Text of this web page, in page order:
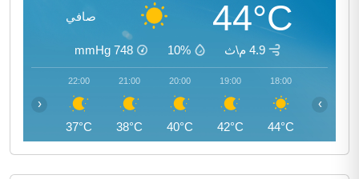
44°C صافي
4.9 م\ث 10%
748
mmHg
18:00
44°C
19:00
42°C
20:00
40°C
21:00
38°C
22:00
37°C
‹ ›